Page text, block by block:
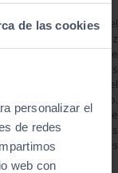
de las cookies
personalizar el
de redes
web con
que permite que el
con la misma validez
habitual de
consultar los
en exámenes del
de tu vehículo.
la app el cambio de
el pago de multas
se podrán solicitar las